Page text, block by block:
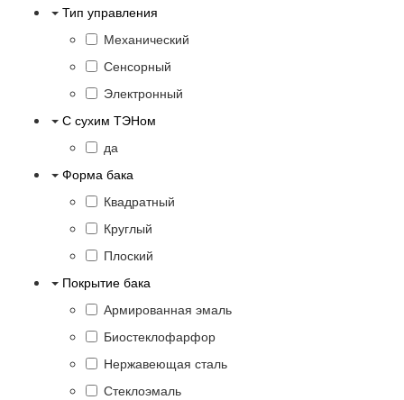
Тип управления
Механический
Сенсорный
Электронный
С сухим ТЭНом
да
Форма бака
Квадратный
Круглый
Плоский
Покрытие бака
Армированная эмаль
Биостеклофарфор
Нержавеющая сталь
Стеклоэмаль